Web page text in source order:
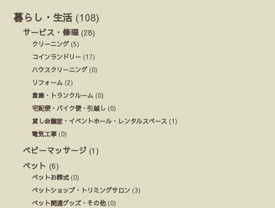
暮らし・生活 (108)
サービス・修理 (28)
クリーニング(5)
コインランドリー (17)
ハウスクリーニング(0)
リフォーム (2)
倉庫・トランクルーム (0)
宅配便・バイク便・引越し (0)
貸し会議室・イベントホール・レンタルスペース (1)
電気工事(0)
ベビーマッサージ (1)
ペット (6)
ペットお葬式(0)
ペットショップ・トリミングサロン (3)
ペット関連グッズ・その他(0)